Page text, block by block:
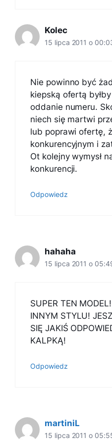
Kolec
15 lipca 2011 o
Nie powinno być
kiepską ofertą
oddanie numeru.
niech się martwi
lub poprawi ofertę,
konkurencyjnym i
Ot kolejny wymysł
konkurencji.
Odpowiedz
hahaha
15 lipca 2011 o
SUPER TEN
INNYM STYLU!
SIĘ JAKIŚ
KALPKĄ!
Odpowiedz
martiniL
15 lipca 2011 o